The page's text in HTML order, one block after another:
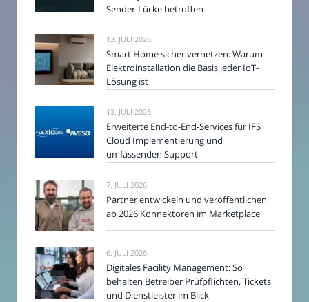
Sender-Lücke betroffen
13. JULI 2026
Smart Home sicher vernetzen: Warum
Elektroinstallation die Basis jeder IoT-
Lösung ist
13. JULI 2026
Erweiterte End-to-End-Services für IFS
Cloud Implementierung und
umfassenden Support
7. JULI 2026
Partner entwickeln und veröffentlichen
ab 2026 Konnektoren im Marketplace
6. JULI 2026
Digitales Facility Management: So
behalten Betreiber Prüfpflichten, Tickets
und Dienstleister im Blick